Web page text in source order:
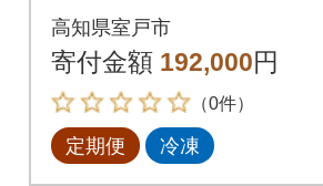
ロ 各1柵 奇数月に
お届け
高知県室戸市
寄付金額 192,000円
（0件）
定期便 冷凍